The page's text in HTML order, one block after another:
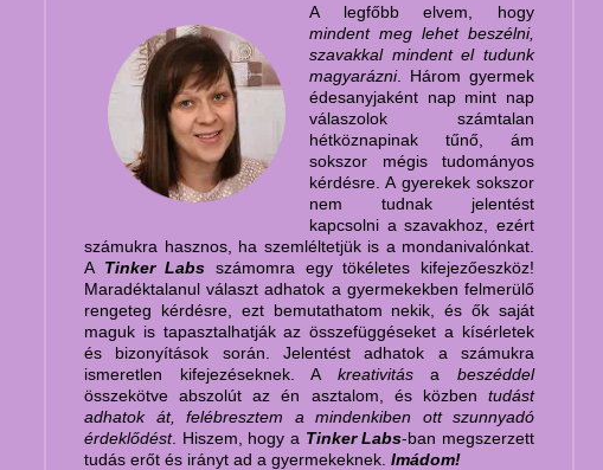
A legfőbb elvem, hogy
mindent meg lehet beszélni,
szavakkal mindent el tudunk
magyarázni. Három gyermek
édesanyjaként nap mint nap
válaszolok számtalan
hétköznapinak tűnő, ám
sokszor mégis tudományos
kérdésre. A gyerekek sokszor
nem tudnak jelentést
kapcsolni a szavakhoz, ezért
számukra hasznos, ha szemléltetjük is a mondanivalónkat.
A Tinker Labs számomra egy tökéletes kifejezőeszköz!
Maradéktalanul választ adhatok a gyermekekben felmerülő
rengeteg kérdésre, ezt bemutathatom nekik, és ők saját
maguk is tapasztalhatják az összefüggéseket a kísérletek
és bizonyítások során. Jelentést adhatok a számukra
ismeretlen kifejezéseknek. A kreativitásabeszéddel
összekötve abszolút az én asztalom, és közben tudást
adhatok át, felébresztem a mindenkiben ott szunnyadó
érdeklődést. Hiszem, hogy a Tinker Labs-ban megszerzett
tudás erőt és irányt ad a gyermekeknek. Imádom!